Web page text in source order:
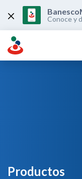
content
Conoce y
Productos